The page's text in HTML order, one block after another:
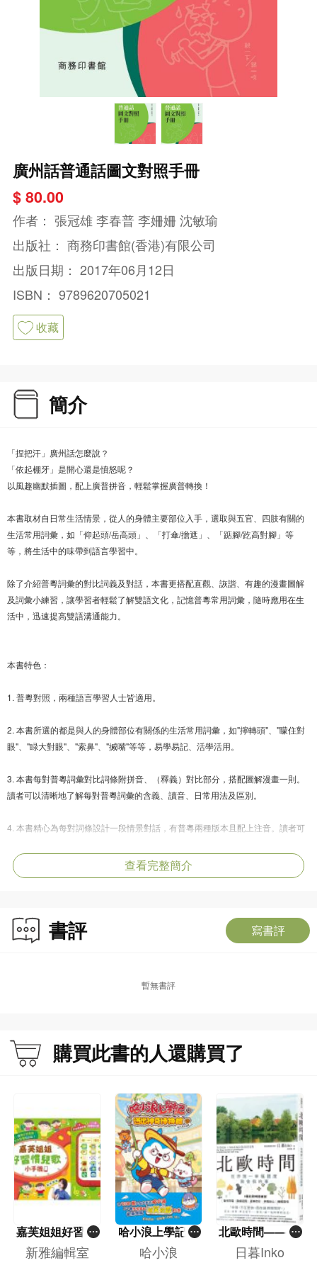
廣州話普通話圖文對照手冊
$ 80.00
作者： 張冠雄 李春普 李姍姍 沈敏瑜
出版社： 商務印書館(香港)有限公司
出版日期： 2017年06月12日
ISBN： 9789620705021
收藏
簡介
「捏把汗」廣州話怎麼說？
「依起棚牙」是開心還是憤怒呢？
以風趣幽默插圖，配上廣普拼音，輕鬆掌握廣普轉換！
本書取材自日常生活情景，從人的身體主要部位入手，選取與五官、四肢有關的
生活常用詞彙，如「仰起頭/岳高頭」、「打傘/擔遮」、「踮腳/趷高對腳」等
等，將生活中的味帶到語言學習中。
除了介紹普粵詞彙的對比詞義及對話，本書更搭配直觀、詼諧、有趣的漫畫圖解
及詞彙小練習，讓學習者輕鬆了解雙語文化，記憶普粵常用詞彙，隨時應用在生
活中，迅速提高雙語溝通能力。
本書特色：
1. 普粵對照，兩種語言學習人士皆適用。
2. 本書所選的都是與人的身體部位有關係的生活常用詞彙，如"擰轉頭"、"矇住對
眼"、"睩大對眼"、"索鼻"、"搣嘴"等等，易學易記、活學活用。
3. 本書每對普粵詞彙對比詞條附拼音、（釋義）對比部分，搭配圖解漫畫一則。
讀者可以清晰地了解每對普粵詞彙的含義、讀音、日常用法及區別。
4. 本書精心為每對詞條設計一段情景對話，有普粵兩種版本且配上注音。讀者可
別。
張冠雄，香港中文大學文學士（哲學），哲學碩士，學位教師教育文憑（中國語
研習所，主要講授面向香港學生的各級普通話課程。發表學術論文多篇，參與編
寫《朗讀》（主編）、《中國傳統文化概論》（副主編）等多部教材和編著《語
李珊珊，畢業於陝西師範大學漢語國際教育專業，任職於香港中文大學雅禮中國
語文研習所，從事華語二語教學工作。曾參與陝西師範大學國際漢學院留學生漢
語教學、香港中文大學PRINCH語言文化實習專案、國家漢辦「海外華裔青少年
尋根之旅」夏令營項目，現任香港國語學會輔導老師。
沈敏瑜，廣州人，畢業於華南理工大學外語系，取得應用語言學碩士學位。曾獲
全國大學四六級考試考官資格，後在香港中文大學英文系擔任研究助益，現任香
港中文大學英文系擔任研究助理，現任香港中文大學雅禮語文研習所講師，教授
華語學生，非華語學生及交換生的大學粵語課程，編審大學粵語教科書《粵語速
成中級教材》。
查看完整簡介
書評 寫書評
暫無書評
購買此書的人還購買了
嘉芙姐姐好習慣
兒歌小手機
新雅編輯室
哈小浪上學記(1
3)——逃出神奇
博物館
哈小浪
北歐時間——世
界第一幸福國度
教會我的事
日暮Inko